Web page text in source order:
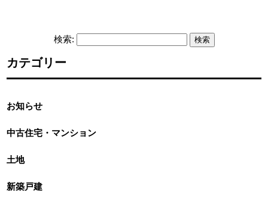
検索:
カテゴリー
お知らせ
中古住宅・マンション
土地
新築戸建